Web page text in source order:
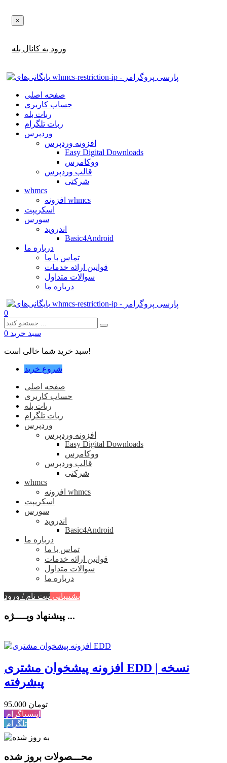
×
ورود به کانال بله
صفحه اصلی
حساب کاربری
ربات بله
ربات تلگرام
وردپرس
افزونه وردپرس
Easy Digital Downloads
ووکامرس
قالب وردپرس
شرکتی
whmcs
افزونه whmcs
اسکریپت
سورس
اندروید
Basic4Android
درباره ما
تماس با ما
قوانین ارائه خدمات
سوالات متداول
درباره ما
0
سبد خرید 0
سبد خرید شما خالی است!
شروع خرید
صفحه اصلی
حساب کاربری
ربات بله
ربات تلگرام
وردپرس
افزونه وردپرس
Easy Digital Downloads
ووکامرس
قالب وردپرس
شرکتی
whmcs
افزونه whmcs
اسکریپت
سورس
اندروید
Basic4Android
درباره ما
تماس با ما
قوانین ارائه خدمات
سوالات متداول
درباره ما
پشتیبانی ثبت نام / ورود
پیشنهاد ویــــژه ...
افزونه پیشخوان مشتری EDD | نسخه
پیشرفته
95.000 تومان
اینستاگرام
تلگرام
محـــصولات بروز شده